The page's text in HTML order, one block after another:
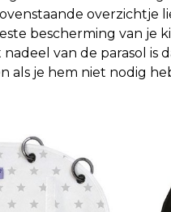
overzichtje
bescherming van je
nadeel van de parasol is
als je hem niet nodig